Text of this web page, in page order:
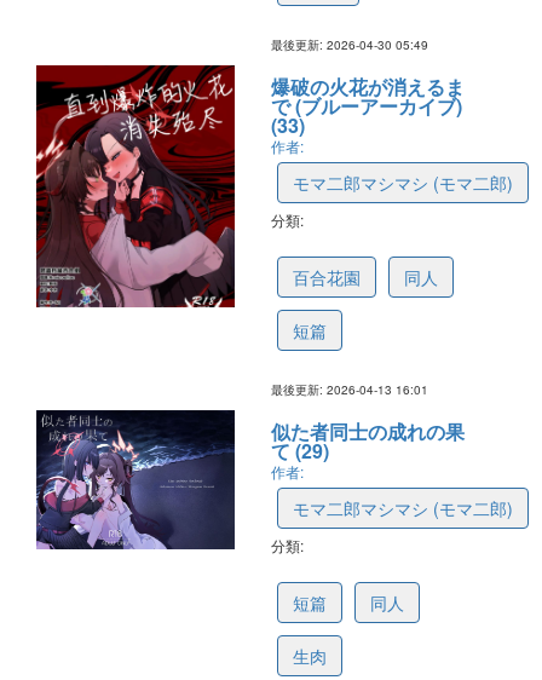
最後更新: 2026-04-30 05:49
爆破の火花が消えるま
で (ブルーアーカイブ)
(33)
作者:
モマ二郎マシマシ (モマ二郎)
分類:
百合花園 同人
短篇
最後更新: 2026-04-13 16:01
似た者同士の成れの果
て (29)
作者:
モマ二郎マシマシ (モマ二郎)
分類:
短篇 同人
生肉